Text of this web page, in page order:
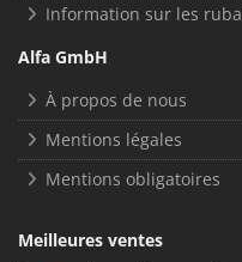
Information sur les
Alfa GmbH
À propos de nous
Mentions légales
Mentions obligatoires
Meilleures ventes